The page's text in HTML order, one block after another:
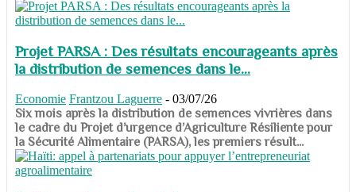
Projet PARSA : Des résultats encourageants après
la distribution de semences dans le...
Economie Frantzou Laguerre - 03/07/26
​​​​​​​Six mois après la distribution de semences vivrières dans
le cadre du Projet d’urgence d’Agriculture Résiliente pour
la Sécurité Alimentaire (PARSA), les premiers résult...